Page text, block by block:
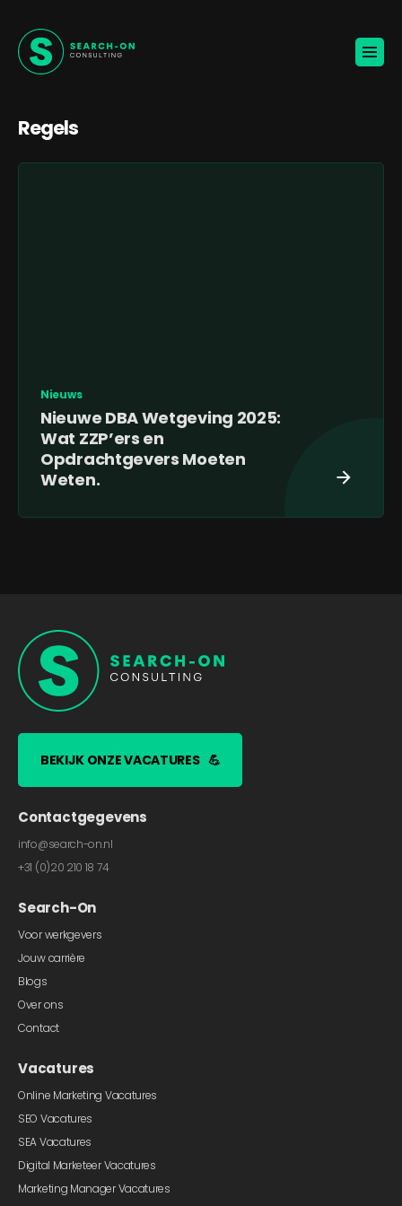
Voor werkgevers
Vacatures
Contact
Regels
Nieuws
Nieuwe DBA Wetgeving 2025:
Wat ZZP’ers en
Opdrachtgevers Moeten
Weten.
BEKIJK ONZE VACATURES 💪
Contactgegevens
info@search-on.nl
+31 (0)20 210 18 74
Search-On
Voor werkgevers
Jouw carrière
Blogs
Over ons
Contact
Vacatures
Online Marketing Vacatures
SEO Vacatures
SEA Vacatures
Digital Marketeer Vacatures
Marketing Manager Vacatures